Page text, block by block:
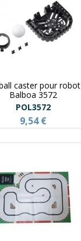
caster pour robot
Balboa 3572
POL3572
9,54 €